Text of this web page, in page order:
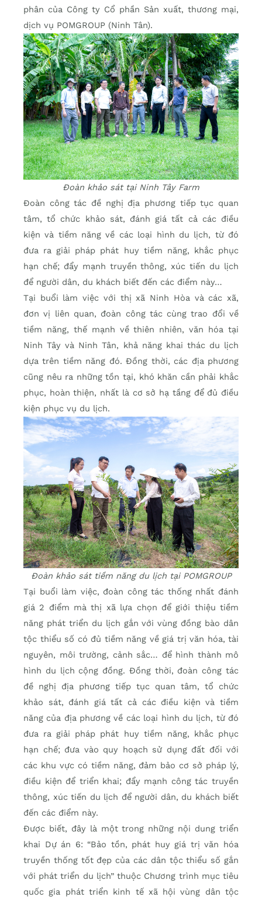
phân của Công ty Cổ phần Sản xuất, thương mại,
dịch vụ POMGROUP (Ninh Tân).
Đoàn khảo sát tại Ninh Tây Farm
Đoàn công tác đề nghị địa phương tiếp tục quan
tâm, tổ chức khảo sát, đánh giá tất cả các điều
kiện và tiềm năng về các loại hình du lịch, từ đó
đưa ra giải pháp phát huy tiềm năng, khắc phục
hạn chế; đẩy mạnh truyền thông, xúc tiến du lịch
để người dân, du khách biết đến các điểm này…
Tại buổi làm việc với thị xã Ninh Hòa và các xã,
đơn vị liên quan, đoàn công tác cùng trao đổi về
tiềm năng, thế mạnh về thiên nhiên, văn hóa tại
Ninh Tây và Ninh Tân, khả năng khai thác du lịch
dựa trên tiềm năng đó. Đồng thời, các địa phương
cũng nêu ra những tồn tại, khó khăn cần phải khắc
phục, hoàn thiện, nhất là cơ sở hạ tầng để đủ điều
kiện phục vụ du lịch.
Đoàn khảo sát tiềm năng du lịch tại POMGROUP
Tại buổi làm việc, đoàn công tác thống nhất đánh
giá 2 điểm mà thị xã lựa chọn để giới thiệu tiềm
năng phát triển du lịch gắn với vùng đồng bào dân
tộc thiểu số có đủ tiềm năng về giá trị văn hóa, tài
nguyên, môi trường, cảnh sắc… để hình thành mô
hình du lịch cộng đồng. Đồng thời, đoàn công tác
đề nghị địa phương tiếp tục quan tâm, tổ chức
khảo sát, đánh giá tất cả các điều kiện và tiềm
năng của địa phương về các loại hình du lịch, từ đó
đưa ra giải pháp phát huy tiềm năng, khắc phục
hạn chế; đưa vào quy hoạch sử dụng đất đối với
các khu vực có tiềm năng, đảm bảo cơ sở pháp lý,
điều kiện để triển khai; đẩy mạnh công tác truyền
thông, xúc tiến du lịch để người dân, du khách biết
đến các điểm này.
Được biết, đây là một trong những nội dung triển
khai Dự án 6: “Bảo tồn, phát huy giá trị văn hóa
truyền thống tốt đẹp của các dân tộc thiểu số gắn
với phát triển du lịch” thuộc Chương trình mục tiêu
quốc gia phát triển kinh tế xã hội vùng dân tộc